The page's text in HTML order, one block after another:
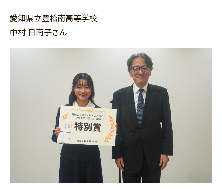
愛知県立豊橋南高等学校
中村 日南子さん